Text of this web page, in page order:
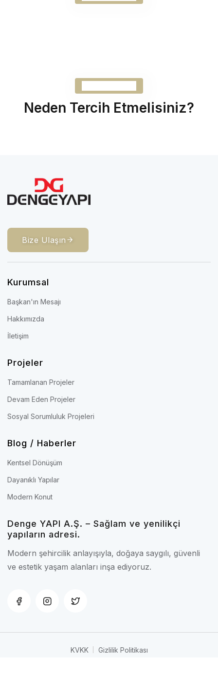
Neden Tercih Etmelisiniz?
Bize Ulaşın
Kurumsal
Başkan'ın Mesajı
Hakkımızda
İletişim
Projeler
Tamamlanan Projeler
Devam Eden Projeler
Sosyal Sorumluluk Projeleri
Blog / Haberler
Kentsel Dönüşüm
Dayanıklı Yapılar
Modern Konut
Denge YAPI A.Ş. – Sağlam ve yenilikçi
yapıların adresi.
Modern şehircilik anlayışıyla, doğaya saygılı, güvenli
ve estetik yaşam alanları inşa ediyoruz.
KVKK Gizlilik Politikası